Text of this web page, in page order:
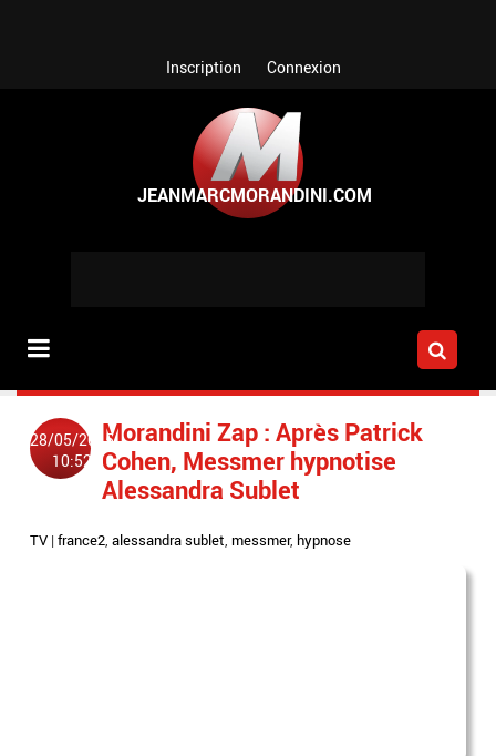
Inscription Connexion
28/05/2015
10:52
Morandini Zap : Après Patrick
Cohen, Messmer hypnotise
Alessandra Sublet
TV |france2,alessandra sublet,messmer,hypnose